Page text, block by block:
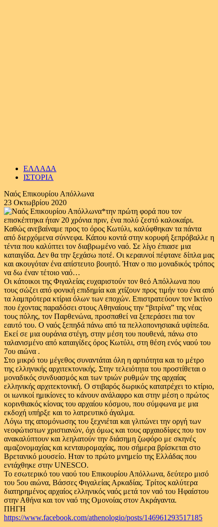
ΕΛΛΑΔΑ
ΙΣΤΟΡΙΑ
Ναός Επικουρίου Απόλλωνα
23 Οκτωβρίου 2020
*την πρώτη φορά που τον
επισκέπτηκα ήταν 20 χρόνια πριν, ένα πολύ ζεστό καλοκαίρι.
Καθώς ανεβαίναμε προς το όρος Κωτύλι, καλύφθηκαν τα πάντα
από διερχόμενα σύννεφα. Κάπου κοντά στην κορυφή ξεπρόβαλλε η
τέντα που καλύπτει τον διαβρωμένο ναό. Σε λίγο έπιασε μια
καταιγίδα. Δεν θα την ξεχάσω ποτέ. Οι κεραυνοί πέφτανε δίπλα μας
και ακουγόταν ένα απίστευτο βουητό. Ήταν ο πιο μοναδικός τρόπος
να δω έναν τέτοιο ναό…
Οι κάτοικοι της Φιγαλείας ευχαριστούν τον θεό Απόλλωνα που
τους σώζει από φονική επιδημία και χτίζουν προς τιμήν του ένα από
τα λαμπρότερα κτίρια όλων των εποχών. Επιστρατεύουν τον Ικτίνο
που έχοντας παραδόσει στους Αθηναίους την “βιτρίνα” της νέας
τους πόλης, τον Παρθενώνα, προσπαθεί να ξεπεράσει πια τον
εαυτό του. Ο ναός ξεπηδά πάνω από τα πελλοπονησιακά υψίπεδα.
Εκεί σε μια ουράνια στέγη, στην μέση του πουθενά, πάνω στο
ταλανισμένο από καταιγίδες όρος Κωτύλι, στη θέση ενός ναού του
7ου αιώνα .
Στο μικρό του μέγεθος συναντάται όλη η αρτιότητα και το μέτρο
της ελληνικής αρχιτεκτονικής. Στην τελειότητα του προστίθεται ο
μοναδικός συνδυασμός και των τριών ρυθμών της αρχαίας
ελληνικής αρχιτεκτονική. Ο στιβαρός δωρικός κατατρέχει το κτίριο,
οι ιωνικοί ημικίονες το κάνουν ανάλαφρο και στην μέση ο πρώτος
κορινθιακός κίονας του αρχαίου κόσμου, που σύμφωνα με μια
εκδοχή υπήρξε και το λατρευτικό άγαλμα.
Λόγω της απομόνωσης του ξεχνιέται και γλιτώνει την οργή των
νεοφώτιστων χριστιανών, όχι όμως και τους αρχαιοδίφες που τον
ανακαλύπτουν και λεηλατούν την διάσημη ζωφόρο με σκηνές
αμαζονομαχίας και κενταυρομαχίας, που σήμερα βρίσκεται στο
Βρετανικό μουσείο. Ηταν το πρώτο μνημείο της Ελλάδας που
εντάχθηκε στην UNESCO.
Το εσωτερικό του ναού του Επικουρίου Απόλλωνα, δεύτερο μισό
του 5ου αιώνα, Βάσσες Φιγαλείας Αρκαδίας. Τρίτος καλύτερα
διατηρημένος αρχαίος ελληνικός ναός μετά τον ναό του Ηφαίστου
στην Αθήνα και τον ναό της Ομονοίας στον Ακράγαντα.
ΠΗΓΗ
https://www.facebook.com/athenologio/posts/146961293517185